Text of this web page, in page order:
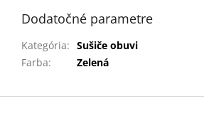
Dodatočné parametre
Kategória: Sušiče obuvi
Farba: Zelená
Z